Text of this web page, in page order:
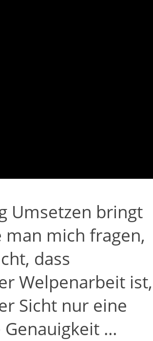
Umsetzen bringt
man mich fragen,
dass
Welpenarbeit ist,
Sicht nur eine
…